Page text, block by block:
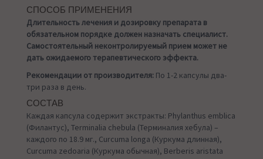
СПОСОБ ПРИМЕНЕНИЯ
Длительность лечения и дозировку препарата в
обязательном порядке должен назначать специалист.
Самостоятельный неконтролируемый прием может не
дать ожидаемого терапевтического эффекта.
Рекомендации от производителя: По 1-2 капсулы два-
три раза в день.
СОСТАВ
Каждая капсула содержит экстракты: Phylanthus emblica
(Филантус), Terminalia chebula (Терминалия хебула) –
каждого по 18.9 мг., Curcuma longa (Куркума длинная),
Curcuma zedoaria (Куркума обычная), Berberis aristata